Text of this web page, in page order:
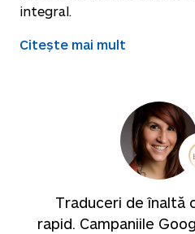
Traduceri de înaltă
rapid. Campaniile
integral.
Citește mai mult